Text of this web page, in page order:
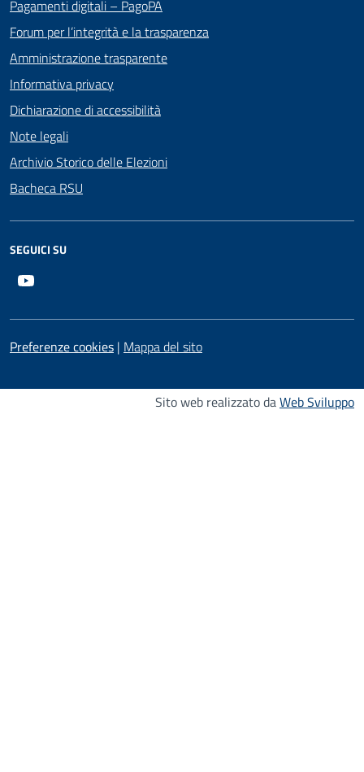
Pagamenti digitali – PagoPA
Forum per l’integrità e la trasparenza
Amministrazione trasparente
Informativa privacy
Dichiarazione di accessibilità
Note legali
Archivio Storico delle Elezioni
Bacheca RSU
SEGUICI SU
Preferenze cookies | Mappa del sito
Sito web realizzato daWeb Sviluppo